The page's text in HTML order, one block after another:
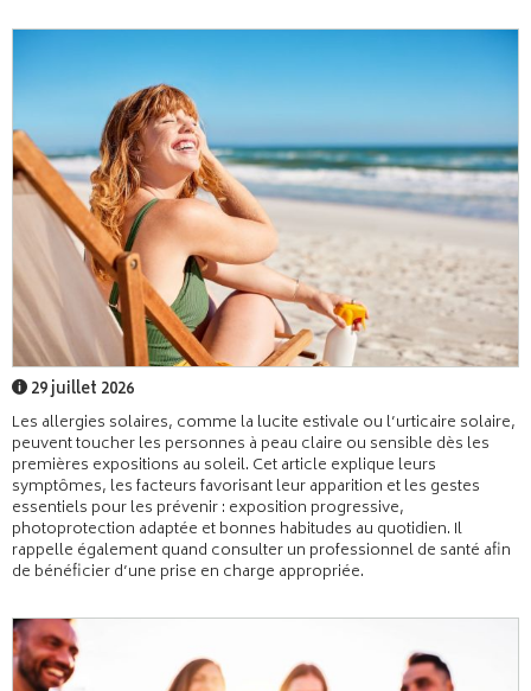
29 juillet 2026
Les allergies solaires, comme la lucite estivale ou l’urticaire solaire,
peuvent toucher les personnes à peau claire ou sensible dès les
premières expositions au soleil. Cet article explique leurs
symptômes, les facteurs favorisant leur apparition et les gestes
essentiels pour les prévenir : exposition progressive,
photoprotection adaptée et bonnes habitudes au quotidien. Il
rappelle également quand consulter un professionnel de santé afin
de bénéficier d’une prise en charge appropriée.